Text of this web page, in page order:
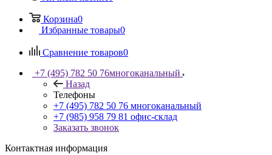
Корзина0
Избранные товары0
Сравнение товаров0
+7 (495) 782 50 76многоканальный
Назад
Телефоны
+7 (495) 782 50 76 многоканальный
+7 (985) 958 79 81 офис-склад
Заказать звонок
Контактная информация